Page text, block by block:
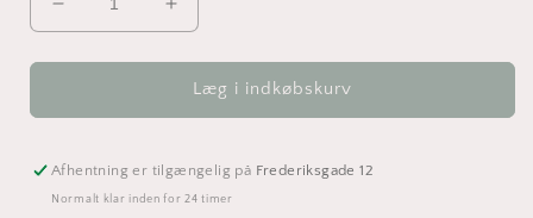
Reducer
antallet
for
lampe
Luftballon
-
Øg
antallet
for
Personlig
lampe
Luftballon
Læg i indkøbskurv
Afhentning er tilgængelig på Frederiksgade 12
Normalt klar inden for 24 timer